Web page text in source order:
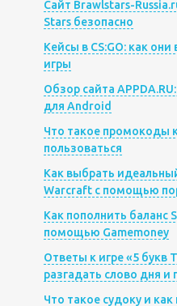
Сайт Brawlstars-
Stars безопасно
Кейсы в CS:GO: как
игры
Обзор сайта
для Android
Что такое промокоды
пользоваться
Как выбрать
Warcraft с помощью
Как пополнить баланс
помощью Gamemoney
Ответы к игре «5 букв
разгадать слово дня и
Что такое судоку и как